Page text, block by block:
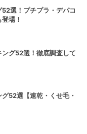
選！プチプラ・デパコ
場！
グ52選！徹底調査して
52選【速乾・くせ毛・